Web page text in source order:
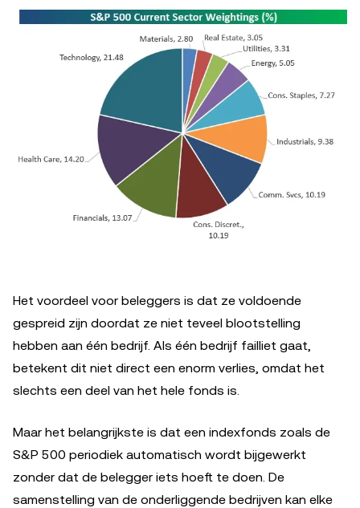
Het voordeel voor beleggers is dat ze voldoende
gespreid zijn doordat ze niet teveel blootstelling
hebben aan één bedrijf. Als één bedrijf failliet gaat,
betekent dit niet direct een enorm verlies, omdat het
slechts een deel van het hele fonds is.
Maar het belangrijkste is dat een indexfonds zoals de
S&P 500 periodiek automatisch wordt bijgewerkt
zonder dat de belegger iets hoeft te doen. De
samenstelling van de onderliggende bedrijven kan elke